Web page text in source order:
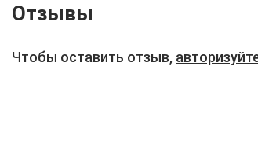
Отзывы
Чтобы оставить отзыв,